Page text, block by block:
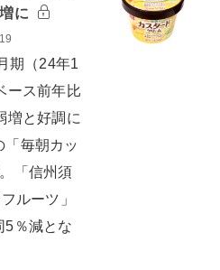
に
期（24年1
ース前年比
増と好調に
毎朝カッ
「信州須
ルーツ」
5％減とな